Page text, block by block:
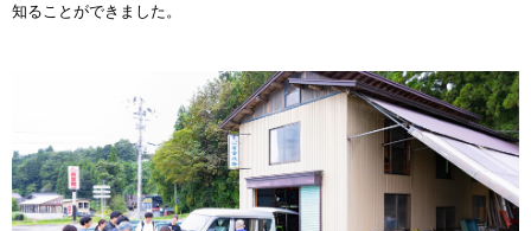
知ることができました。